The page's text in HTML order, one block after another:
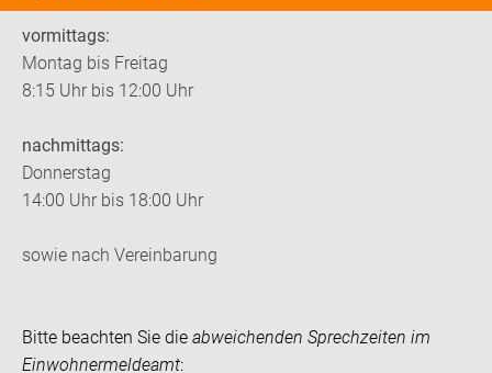
vormittags:
Montag bis Freitag
8:15 Uhr bis 12:00 Uhr
nachmittags:
Donnerstag
14:00 Uhr bis 18:00 Uhr
sowie nach Vereinbarung
Bitte beachten Sie die abweichenden Sprechzeiten im
Einwohnermeldeamt: